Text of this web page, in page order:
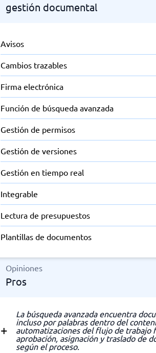
gestión documental
Avisos
Cambios trazables
Firma electrónica
Función de búsqueda avanzada
Gestión de permisos
Gestión de versiones
Gestión en tiempo real
Integrable
Lectura de presupuestos
Plantillas de documentos
Opiniones
Pros
La búsqueda avanzada encuentra
incluso por palabras dentro del
automatizaciones del flujo de trabajo
aprobación, asignación y traslado de
según el proceso.